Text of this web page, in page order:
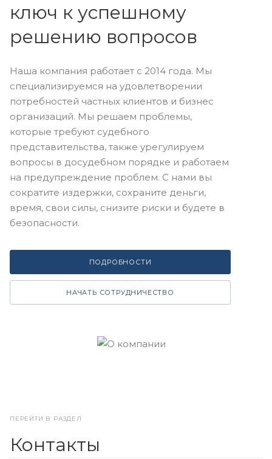
ключ к успешному
решению вопросов
Наша компания работает с 2014 года. Мы
специализируемся на удовлетворении
потребностей частных клиентов и бизнес
организаций. Мы решаем проблемы,
которые требуют судебного
представительства, также урегулируем
вопросы в досудебном порядке и работаем
на предупреждение проблем. С нами вы
сократите издержки, сохраните деньги,
время, свои силы, снизите риски и будете в
безопасности.
ПОДРОБНОСТИ
НАЧАТЬ СОТРУДНИЧЕСТВО
ПЕРЕЙТИ В РАЗДЕЛ
Контакты